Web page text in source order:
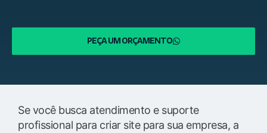
PEÇA UM ORÇAMENTO
Se você busca atendimento e suporte
profissional para criar site para sua empresa, a